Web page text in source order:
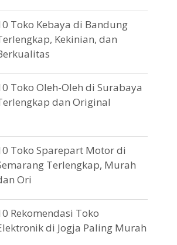
Toko Kebaya di Bandung
Kekinian, dan
Toko Oleh-Oleh di Surabaya
dan Original
Toko Sparepart Motor di
Terlengkap, Murah
Ori
Rekomendasi Toko
di Jogja Paling Murah